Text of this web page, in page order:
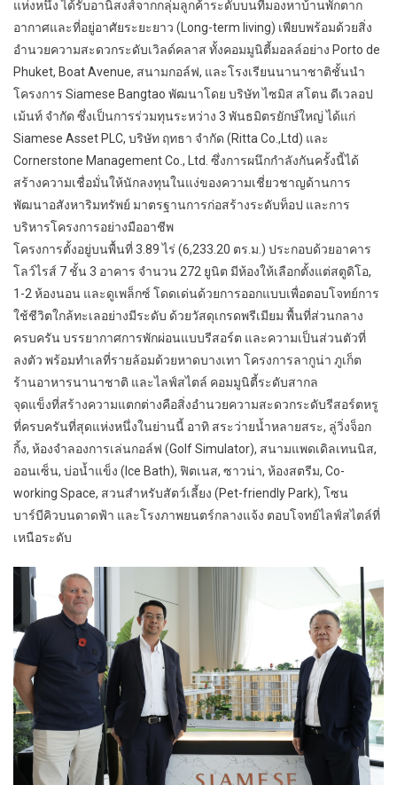
แห่งหนึ่ง ได้รับอานิสงส์จากกลุ่มลูกค้าระดับบนที่มองหาบ้านพักตาก
อากาศและที่อยู่อาศัยระยะยาว (Long-term living) เพียบพร้อมด้วยสิ่ง
อำนวยความสะดวกระดับเวิลด์คลาส ทั้งคอมมูนิตี้มอลล์อย่าง Porto de
Phuket, Boat Avenue, สนามกอล์ฟ, และโรงเรียนนานาชาติชั้นนำ
โครงการ Siamese Bangtao พัฒนาโดย บริษัท ไซมิส สโตน ดีเวลอป
เม้นท์ จำกัด ซึ่งเป็นการร่วมทุนระหว่าง 3 พันธมิตรยักษ์ใหญ่ ได้แก่
Siamese Asset PLC, บริษัท ฤทธา จำกัด (Ritta Co.,Ltd) และ
Cornerstone Management Co., Ltd. ซึ่งการผนึกกำลังกันครั้งนี้ได้
สร้างความเชื่อมั่นให้นักลงทุนในแง่ของความเชี่ยวชาญด้านการ
พัฒนาอสังหาริมทรัพย์ มาตรฐานการก่อสร้างระดับท็อป และการ
บริหารโครงการอย่างมืออาชีพ
โครงการตั้งอยู่บนพื้นที่ 3.89 ไร่ (6,233.20 ตร.ม.) ประกอบด้วยอาคาร
โลว์ไรส์ 7 ชั้น 3 อาคาร จำนวน 272 ยูนิต มีห้องให้เลือกตั้งแต่สตูดิโอ,
1-2 ห้องนอน และดูเพล็กซ์ โดดเด่นด้วยการออกแบบเพื่อตอบโจทย์การ
ใช้ชีวิตใกล้ทะเลอย่างมีระดับ ด้วยวัสดุเกรดพรีเมียม พื้นที่ส่วนกลาง
ครบครัน บรรยากาศการพักผ่อนแบบรีสอร์ต และความเป็นส่วนตัวที่
ลงตัว พร้อมทำเลที่รายล้อมด้วยหาดบางเทา โครงการลากูน่า ภูเก็ต
ร้านอาหารนานาชาติ และไลฟ์สไตล์ คอมมูนิตี้ระดับสากล
จุดแข็งที่สร้างความแตกต่างคือสิ่งอำนวยความสะดวกระดับรีสอร์ตหรู
ที่ครบครันที่สุดแห่งหนึ่งในย่านนี้ อาทิ สระว่ายน้ำหลายสระ, ลู่วิ่งจ็อก
กิ้ง, ห้องจำลองการเล่นกอล์ฟ (Golf Simulator), สนามแพดเดิลเทนนิส,
ออนเซ็น, บ่อน้ำแข็ง (Ice Bath), ฟิตเนส, ซาวน่า, ห้องสตรีม, Co-
working Space, สวนสำหรับสัตว์เลี้ยง (Pet-friendly Park), โซน
บาร์บีคิวบนดาดฟ้า และโรงภาพยนตร์กลางแจ้ง ตอบโจทย์ไลฟ์สไตล์ที่
เหนือระดับ